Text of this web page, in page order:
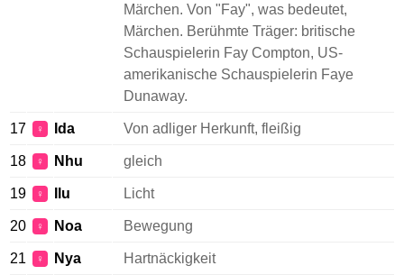
Märchen. Von "Fay", was bedeutet,
Märchen. Berühmte Träger: britische
Schauspielerin Fay Compton, US-
amerikanische Schauspielerin Faye
Dunaway.
17 ♀ Ida Von adliger Herkunft, fleißig
18 ♀ Nhu gleich
19 ♀ Ilu Licht
20 ♀ Noa Bewegung
21 ♀ Nya Hartnäckigkeit